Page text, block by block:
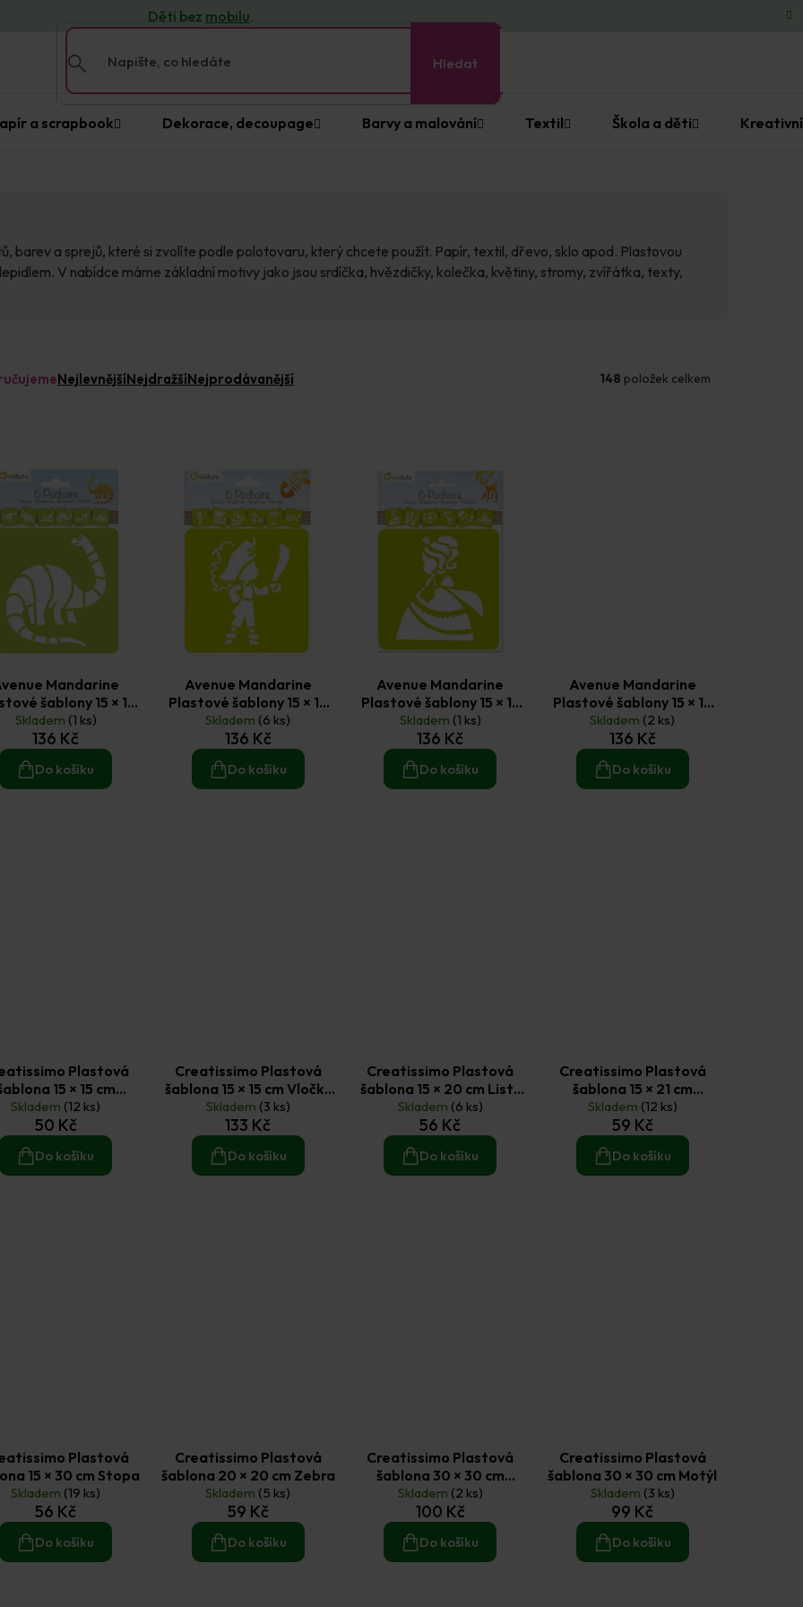
Děti bez mobilu.
Hledat
a scrapbook Dekorace, decoupage Barvy a malování Textil Škola a děti
barev a sprejů, které si zvolíte podle polotovaru, který chcete použít. Papír, textil, dřevo, sklo apod. Plastovou
V nabídce máme základní motivy jako jsou srdíčka, hvězdičky, kolečka, květiny, stromy, zvířátka, texty,
NejlevnějšíNejdražšíNejprodávanější 148 položek celkem
Mandarine
šablony 15 × 15
Dinosauři 6 ks
Skladem (1 ks)
136 Kč
Do košíku
Avenue Mandarine
Plastové šablony 15 × 15
cm Pirát 6 ks
Skladem (6 ks)
136 Kč
Do košíku
Avenue Mandarine
Plastové šablony 15 × 15
cm Princezna a pohádka
6 ks
Skladem (1 ks)
136 Kč
Do košíku
Avenue Mandarine
Plastové šablony 15 × 15
cm Vánoce 6 ks
Skladem (2 ks)
136 Kč
Do košíku
Plastová
15 × 15 cm
Mandala
Skladem (12 ks)
50 Kč
Do košíku
Creatissimo Plastová
šablona 15 × 15 cm Vločky
9 ks
Skladem (3 ks)
133 Kč
Do košíku
Creatissimo Plastová
šablona 15 × 20 cm Listy
na pozadí
Skladem (6 ks)
56 Kč
Do košíku
Creatissimo Plastová
šablona 15 × 21 cm
Květinový ornament
Skladem (12 ks)
59 Kč
Do košíku
Plastová
15 × 30 cm Stopa
Skladem (19 ks)
56 Kč
Do košíku
Creatissimo Plastová
šablona 20 × 20 cm Zebra
Skladem (5 ks)
59 Kč
Do košíku
Creatissimo Plastová
šablona 30 × 30 cm
Mandala velká
Skladem (2 ks)
100 Kč
Do košíku
Creatissimo Plastová
šablona 30 × 30 cm Motýl
Skladem (3 ks)
99 Kč
Do košíku